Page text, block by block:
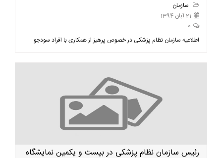
سازمان
21 آبان 1394
0
اطلاعیه سازمان نظام پزشکی در خصوص پرهیز از همکاری با افراد سودجو
رئیس سازمان نظام پزشکی در بیست و یکمین نمایشگاه